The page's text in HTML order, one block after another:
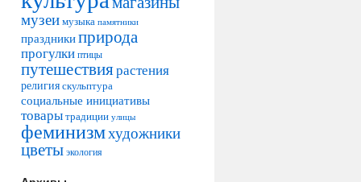
музеимузыка памятники
праздникиприрода
прогулкиптицы
путешествиярастения
религияскульптура
социальные инициативы
товарытрадиции улицы
феминизмхудожники
цветы экология